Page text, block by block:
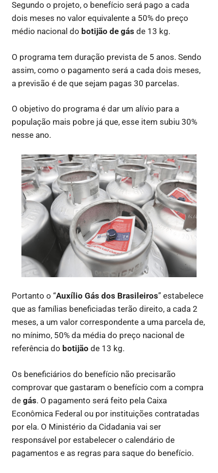
Segundo o projeto, o benefício será pago a cada
dois meses no valor equivalente a 50% do preço
médio nacional do botijão de gás de 13 kg.
O programa tem duração prevista de 5 anos. Sendo
assim, como o pagamento será a cada dois meses,
a previsão é de que sejam pagas 30 parcelas.
O objetivo do programa é dar um alívio para a
população mais pobre já que, esse item subiu 30%
nesse ano.
Portanto o “Auxílio Gás dos Brasileiros” estabelece
que as famílias beneficiadas terão direito, a cada 2
meses, a um valor correspondente a uma parcela de,
no mínimo, 50% da média do preço nacional de
referência do botijão de 13 kg.
Os beneficiários do benefício não precisarão
comprovar que gastaram o benefício com a compra
de gás. O pagamento será feito pela Caixa
Econômica Federal ou por instituições contratadas
por ela. O Ministério da Cidadania vai ser
responsável por estabelecer o calendário de
pagamentos e as regras para saque do benefício.